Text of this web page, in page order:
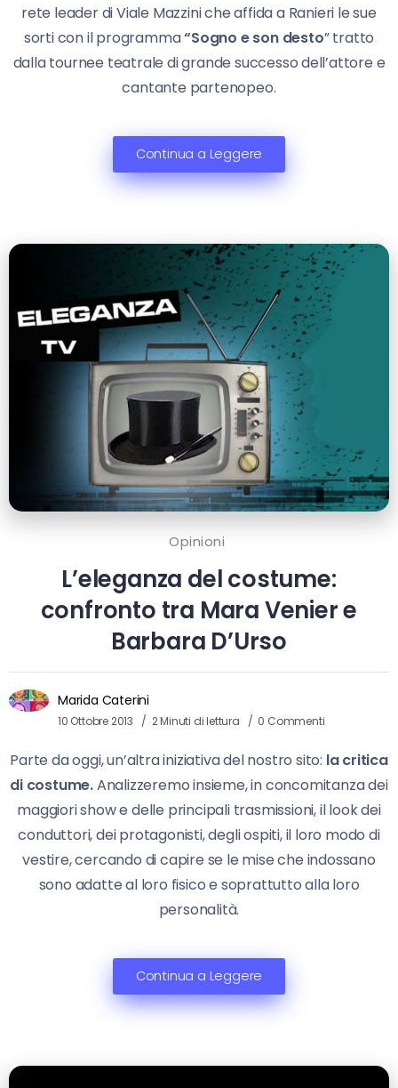
rete leader di Viale Mazzini che affida a Ranieri le sue
sorti con il programma“Sogno e son desto” tratto
dalla tournee teatrale di grande successo dell’attore e
cantante partenopeo.
Continua a Leggere
Opinioni
L’eleganza del costume:
confronto tra Mara Venier e
Barbara D’Urso
Marida Caterini
10 Ottobre 2013 2 Minuti di lettura 0 Commenti
Parte da oggi, un’altra iniziativa del nostro sito: la critica
di costume.Analizzeremo insieme, in concomitanza dei
maggiori show e delle principali trasmissioni, il look dei
conduttori, dei protagonisti, degli ospiti, il loro modo di
vestire, cercando di capire se le mise che indossano
sono adatte al loro fisico e soprattutto alla loro
personalità.
Continua a Leggere